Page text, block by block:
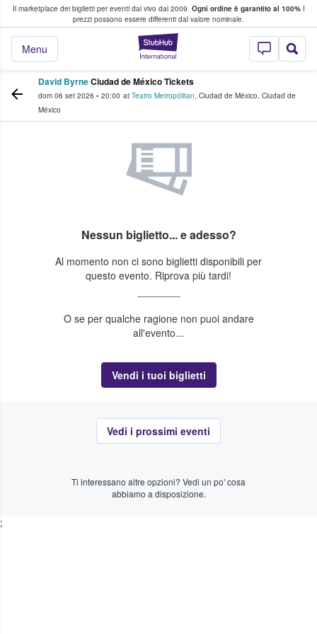
Il marketplace dei biglietti per eventi dal vivo dal 2009. Ogni ordine è garantito al 100%I
prezzi possono essere differenti dal valore nominale.
StubHub - Dove
Menu
fan comprano e vendono biglietti
David ByrneCiudad de México Tickets
dom 06 set 2026 • 20:00 at Teatro Metropólitan, Ciudad de México, Ciudad de
México
Nessun biglietto... e adesso?
Al momento non ci sono biglietti disponibili per
questo evento. Riprova più tardi!
O se per qualche ragione non puoi andare
all'evento...
Vendi i tuoi biglietti
Vedi i prossimi eventi
Ti interessano altre opzioni? Vedi un po' cosa
abbiamo a disposizione.
;